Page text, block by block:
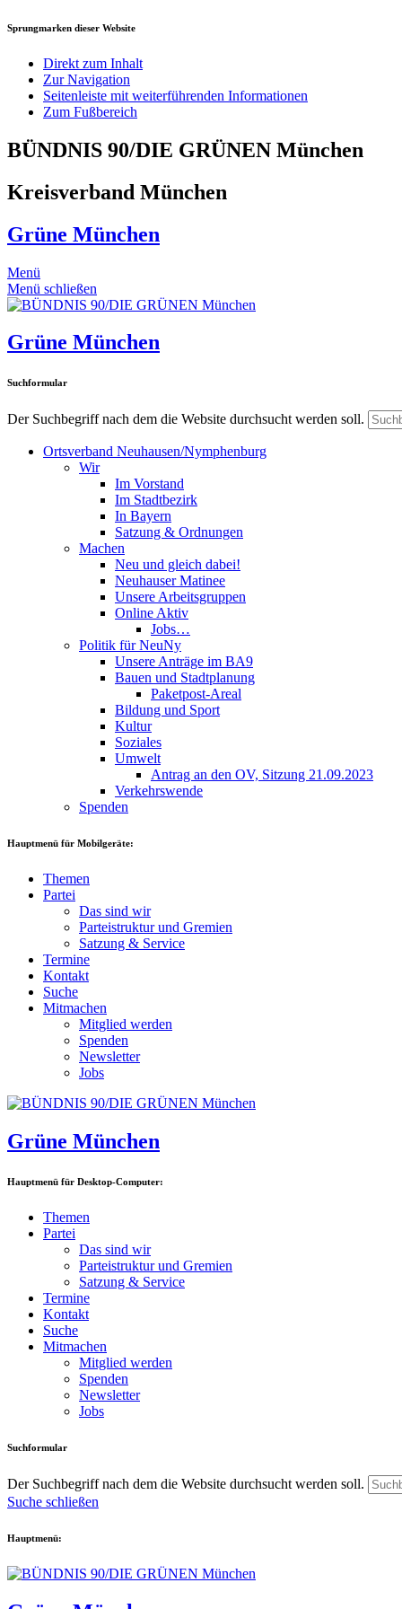
Sprungmarken dieser Website
Direkt zum Inhalt
Zur Navigation
Seitenleiste mit weiterführenden Informationen
Zum Fußbereich
BÜNDNIS 90/DIE GRÜNEN München
Kreisverband München
Grüne München
Menü
Menü schließen
Grüne München
Suchformular
Der Suchbegriff nach dem die Website durchsucht werden soll.
Ortsverband Neuhausen/Nymphenburg
Wir
Im Vorstand
Im Stadtbezirk
In Bayern
Satzung & Ordnungen
Machen
Neu und gleich dabei!
Neuhauser Matinee
Unsere Arbeitsgruppen
Online Aktiv
Jobs…
Politik für NeuNy
Unsere Anträge im BA9
Bauen und Stadtplanung
Paketpost-Areal
Bildung und Sport
Kultur
Soziales
Umwelt
Antrag an den OV, Sitzung 21.09.2023
Verkehrswende
Spenden
Hauptmenü für Mobilgeräte:
Themen
Partei
Das sind wir
Parteistruktur und Gremien
Satzung & Service
Termine
Kontakt
Suche
Mitmachen
Mitglied werden
Spenden
Newsletter
Jobs
Grüne München
Hauptmenü für Desktop-Computer:
Themen
Partei
Das sind wir
Parteistruktur und Gremien
Satzung & Service
Termine
Kontakt
Suche
Mitmachen
Mitglied werden
Spenden
Newsletter
Jobs
Suchformular
Der Suchbegriff nach dem die Website durchsucht werden soll.
Suche schließen
Hauptmenü: